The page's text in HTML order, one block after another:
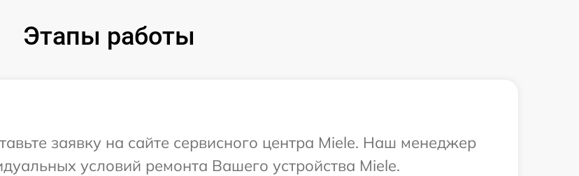
Этапы работы
заявку на сайте сервисного центра Miele. Наш менеджер
условий ремонта Вашего устройства Miele.